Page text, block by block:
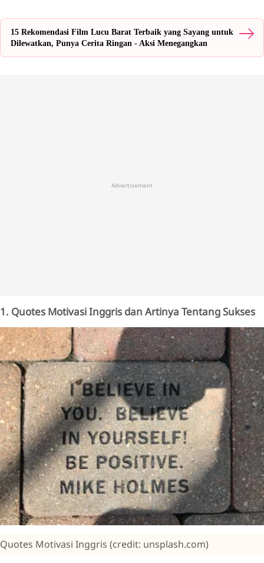
15 Rekomendasi Film Lucu Barat Terbaik yang Sayang untuk
Dilewatkan, Punya Cerita Ringan - Aksi Menegangkan
Advertisement
1. Quotes Motivasi Inggris dan Artinya Tentang Sukses
Quotes Motivasi Inggris (credit: unsplash.com)